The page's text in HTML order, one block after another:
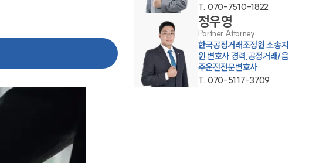
팀소개
팀소개
대륜의 강점
T. 070-7510-1822
정우영
Partner Attorney
한국공정거래조정원 소송지
원 변호사 경력,공정거래/음
주운전전문변호사
T. 070-5117-3709